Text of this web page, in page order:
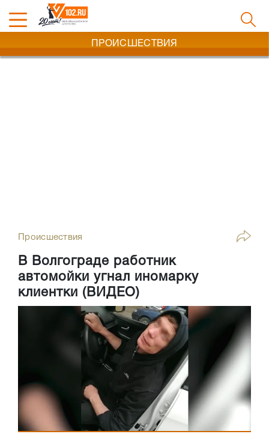
ПРОИСШЕСТВИЯ
Происшествия
В Волгограде работник
автомойки угнал иномарку
клиентки (ВИДЕО)